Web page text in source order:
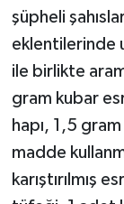
şüpheli
eklentilerinde
ile birlikte
gram kubar
hapı, 1,5
madde
karıştırılmış